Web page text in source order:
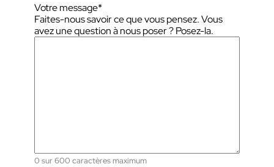
Votre message*
Faites-nous savoir ce que vous pensez. Vous
avez une question à nous poser ? Posez-la.
0 sur 600 caractères maximum